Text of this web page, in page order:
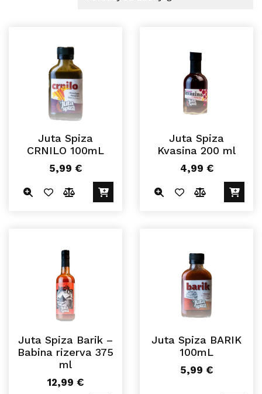
Juta Spiza
CRNILO 100mL
5,99 €
Juta Spiza
Kvasina 200 ml
4,99 €
Juta Spiza Barik –
Babina rizerva 375
ml
12,99 €
Juta Spiza BARIK
100mL
5,99 €